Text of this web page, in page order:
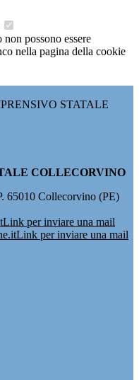
possono essere
nella pagina della cookie
STATALE
COLLECORVINO
65010 Collecorvino (PE)
Link per inviare una mail
Link per inviare una mail